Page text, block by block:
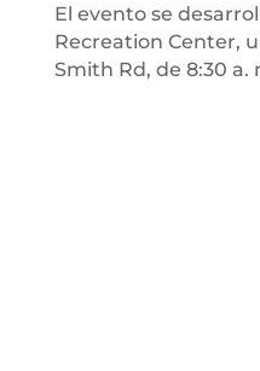
El evento se
Recreation Center,
Smith Rd, de 8:30 a.